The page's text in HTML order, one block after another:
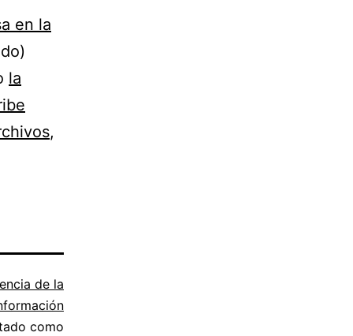
en la
la
,
de la
como